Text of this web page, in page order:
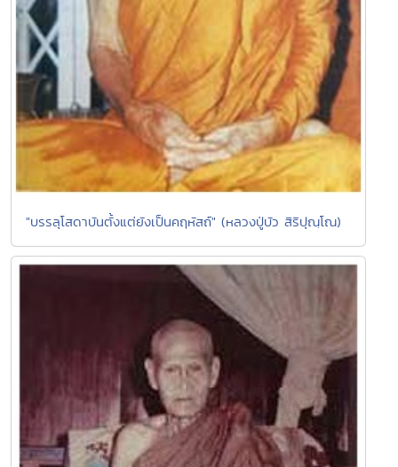
"บรรลุโสดาบันตั้งแต่ยังเป็นคฤหัสถ์" (หลวงปู่บัว สิริปุณฺโณ)